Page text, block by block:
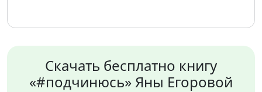
Скачать бесплатно книгу
«#подчинюсь» Яны Егоровой